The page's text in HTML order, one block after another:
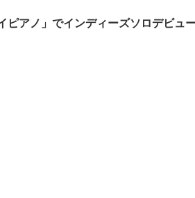
ピアノ」でインディーズソロデビュ